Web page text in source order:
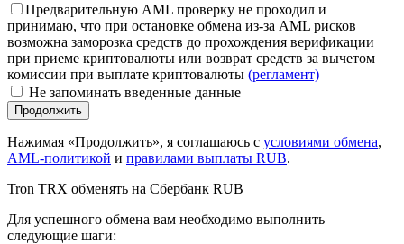
Предварительную AML проверку не проходил и
принимаю, что при остановке обмена из-за AML рисков
возможна заморозка средств до прохождения верификации
при приеме криптовалюты или возврат средств за вычетом
комиссии при выплате криптовалюты (регламент)
Не запоминать введенные данные
Нажимая «Продолжить», я соглашаюсь с условиями обмена,
AML-политикой и правилами выплаты RUB.
Tron TRX обменять на Сбербанк RUB
Для успешного обмена вам необходимо выполнить
следующие шаги: